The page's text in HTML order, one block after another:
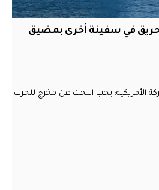
حريق في سفينة أخرى بمضيق